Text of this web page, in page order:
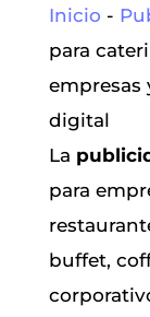
Inicio -
para
empresas
digital
La
para
buffet,